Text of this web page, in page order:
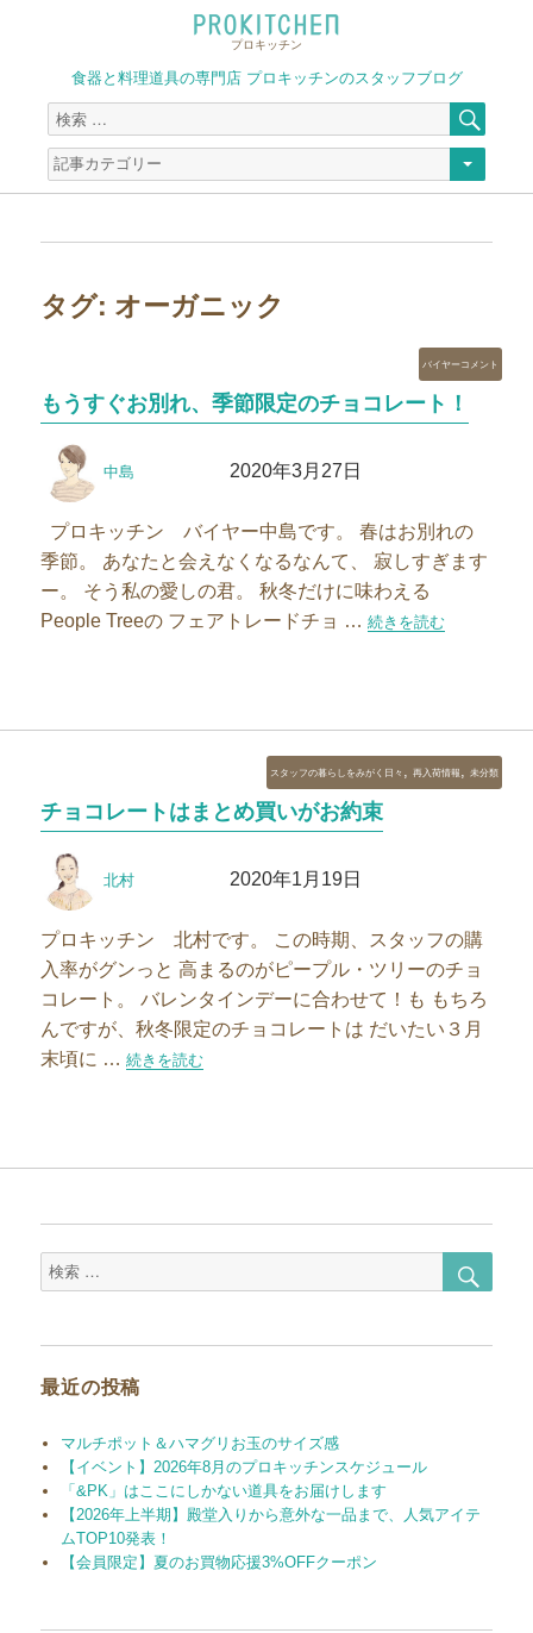
プロキッチン
食器と料理道具の専門店 プロキッチンのスタッフブログ
検
索
対
象:
索
タグ: オーガニック
もうすぐお別れ、季節限定のチョコレート！
稿
中島 2020年3月27日
カ
テ
ゴ
バイヤーコメント
プロキッチン バイヤー中島です。 春はお別れの
季節。 あなたと会えなくなるなんて、 寂しすぎます
ー。 そう私の愛しの君。 秋冬だけに味わえる
People Treeの フェアトレードチョ …“もうすぐお別れ、季
続きを読む
チョコレートはまとめ買いがお約束
稿
北村 2020年1月19日
カ
テ
ゴ
スタッフの暮らしをみがく日々 , 再入荷情報 , 未分類
プロキッチン 北村です。 この時期、スタッフの購
入率がグンっと 高まるのがピープル・ツリーのチョ
コレート。 バレンタインデーに合わせて！も もちろ
んですが、秋冬限定のチョコレートは だいたい３月
末頃に …“チョコレートはまとめ買いがお約束”の
続きを読む
検
索
索
最近の投稿
マルチポット＆ハマグリお玉のサイズ感
【イベント】2026年8月のプロキッチンスケジュール
「&PK」はここにしかない道具をお届けします
【2026年上半期】殿堂入りから意外な一品まで、人気アイテ
ムTOP10発表！
【会員限定】夏のお買物応援3%OFFクーポン